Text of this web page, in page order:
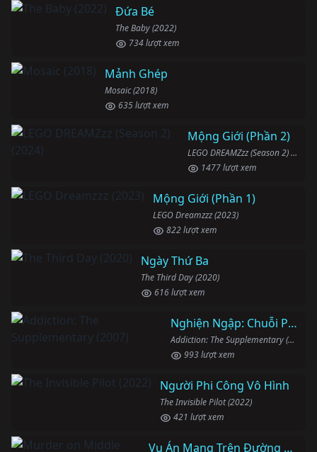
Đứa Bé
The Baby (2022)
734 lượt xem
Mảnh Ghép
Mosaic (2018)
635 lượt xem
Mộng Giới (Phần 2)
LEGO DREAMZzz (Season 2) (2024)
1477 lượt xem
Mộng Giới (Phần 1)
LEGO Dreamzzz (2023)
822 lượt xem
Ngày Thứ Ba
The Third Day (2020)
616 lượt xem
Nghiện Ngập: Chuỗi Phim Bổ Trợ
Addiction: The Supplementary (2007)
993 lượt xem
Người Phi Công Vô Hình
The Invisible Pilot (2022)
421 lượt xem
Vụ Án Mạng Trên Đường Middle Beach